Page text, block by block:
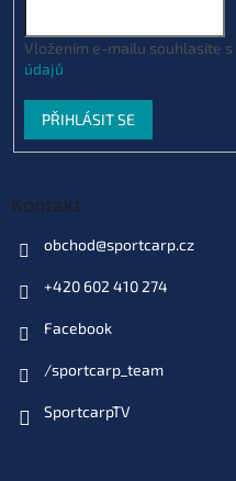
Vložením e-mailu souhlasíte s
údajů
PŘIHLÁSIT SE
Kontakt
obchod@sportcarp.cz
+420 602 410 274
Facebook
/sportcarp_team
SportcarpTV